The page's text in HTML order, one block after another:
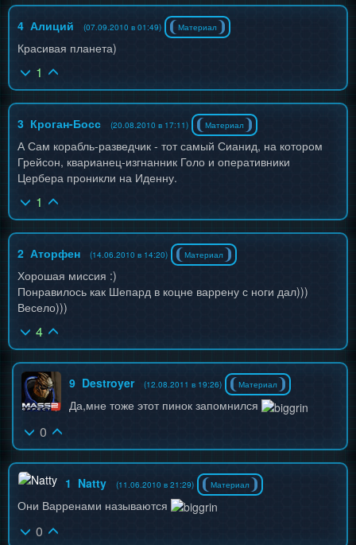
4 Алиций (07.09.2010 в 01:49) Материал
Красивая планета)
1
3 Кроган-Босс (20.08.2010 в 17:11) Материал
А Сам корабль-разведчик - тот самый Сианид, на котором
Грейсон, кварианец-изгнанник Голо и оперативники
Цербера проникли на Иденну.
1
2 Аторфен (14.06.2010 в 14:20) Материал
Хорошая миссия :)
Понравилось как Шепард в коцне варрену с ноги дал)))
Весело)))
4
9 Destroyer (12.08.2011 в 19:26) Материал
Да,мне тоже этот пинок запомнился
0
1 Natty (11.06.2010 в 21:29) Материал
Они Варренами называются
0